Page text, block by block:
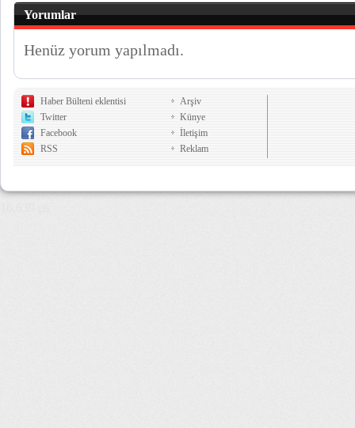
Yorumlar
Henüz yorum yapılmadı.
Haber Bülteni eklentisi
Twitter
Facebook
RSS
Arşiv
Künye
İletişim
Reklam